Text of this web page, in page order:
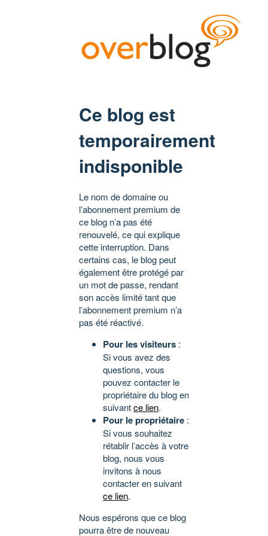
Ce blog est
temporairement
indisponible
Le nom de domaine ou
l’abonnement premium de
ce blog n’a pas été
renouvelé, ce qui explique
cette interruption. Dans
certains cas, le blog peut
également être protégé par
un mot de passe, rendant
son accès limité tant que
l’abonnement premium n’a
pas été réactivé.
Pour les visiteurs :
Si vous avez des
questions, vous
pouvez contacter le
propriétaire du blog en
suivantce lien.
Pour le propriétaire :
Si vous souhaitez
rétablir l’accès à votre
blog, nous vous
invitons à nous
contacter en suivant
ce lien.
Nous espérons que ce blog
pourra être de nouveau